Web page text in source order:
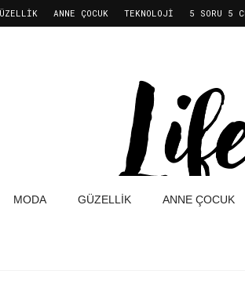
ANNE ÇOCUK TEKNOLOJI 5 SORU 5
MODA GÜZELLIK ANNE ÇOCUK